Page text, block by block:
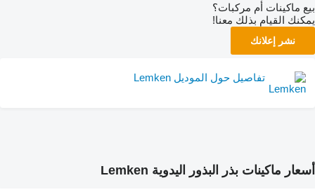
بيع ماكينات أم مركبات؟
يمكنك القيام بذلك معنا!
نشر إعلانك
تفاصيل حول الموديل Lemken
أسعار ماكينات بذر البذور اليدوية Lemken